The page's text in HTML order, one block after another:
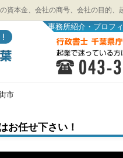
資本金、会社の商号、会社の目的
事務所紹介・プロフ
市
お任せ下さい！